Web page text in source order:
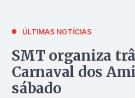
ÚLTIMAS NOTÍCIAS
SMT organiza
Carnaval dos
sábado